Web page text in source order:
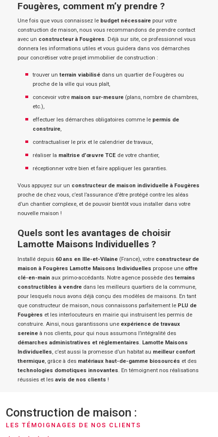
Fougères, comment m’y prendre ?
Une fois que vous connaissez le budget nécessaire pour votre
construction de maison, nous vous recommandons de prendre contact
avec un constructeur à Fougères. Déjà sur site, ce professionnel vous
donnera les informations utiles et vous guidera dans vos démarches
pour concrétiser votre projet immobilier de construction :
trouver un terrain viabilisé dans un quartier de Fougères ou
proche de la ville qui vous plaît,
concevoir votre maison sur-mesure (plans, nombre de chambres,
etc.),
effectuer les démarches obligatoires comme le permis de
construire,
contractualiser le prix et le calendrier de travaux,
réaliser la maîtrise d’œuvre TCE de votre chantier,
réceptionner votre bien et faire appliquer les garanties.
Vous appuyez sur un constructeur de maison individuelle à Fougères
proche de chez vous, c’est l’assurance d’être protégé contre les aléas
d’un chantier complexe, et de pouvoir bientôt vous installer dans votre
nouvelle maison !
Quels sont les avantages de choisir
Lamotte Maisons Individuelles ?
Installé depuis 60 ans en Ille-et-Vilaine (France), votre constructeur de
maison à Fougères Lamotte Maisons Individuelles propose une offre
clé-en-main aux primo-accédants. Notre agence possède des terrains
constructibles à vendre dans les meilleurs quartiers de la commune,
pour lesquels nous avons déjà conçu des modèles de maisons. En tant
que constructeur de maison, nous connaissons parfaitement le PLU de
Fougères et les interlocuteurs en mairie qui instruisent les permis de
construire. Ainsi, nous garantissons une expérience de travaux
sereine à nos clients, pour qui nous assumons l’intégralité des
démarches administratives et réglementaires. Lamotte Maisons
Individuelles, c’est aussi la promesse d’un habitat au meilleur confort
thermique, grâce à des matériaux haut-de-gamme biosourcés et des
technologies domotiques innovantes. En témoignent nos réalisations
réussies et les avis de nos clients !
Construction de maison :
LES TÉMOIGNAGES DE NOS CLIENTS